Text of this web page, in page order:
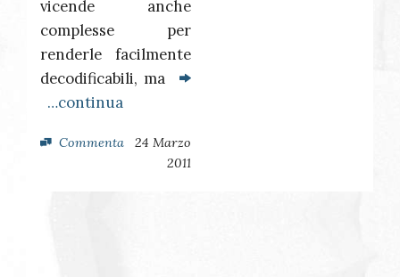
vicende anche
complesse per
renderle facilmente
decodificabili, ma
…continua
Commenta
24 Marzo
2011